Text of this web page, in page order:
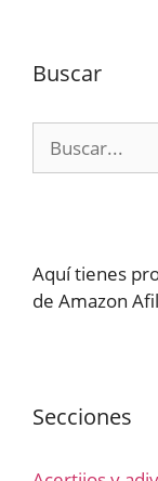
Buscar
Aquí tienes
de Amazon
Secciones